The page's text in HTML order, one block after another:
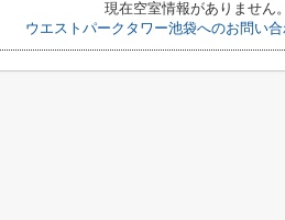
現在空室情報がありません。
ウエストパークタワー池袋へのお問い